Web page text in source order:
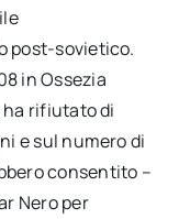
post-sovietico.
in Ossezia
ha rifiutato di
e sul numero di
consentito –
Nero per